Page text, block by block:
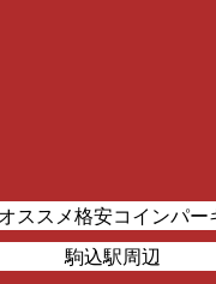
ススメ格安コインパー
駒込駅周辺